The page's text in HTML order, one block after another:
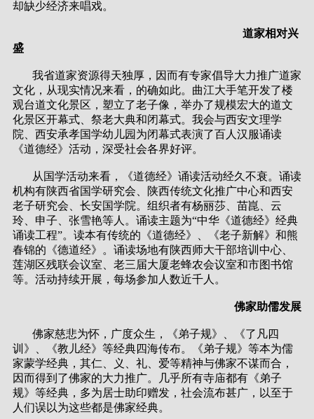
却缺少经济来唱戏。
道家相对兴
盛
我省道家资源得天独厚，因而有专家倡导大力推广道家
文化，从现实情况来看，的确如此。曲江大手笔开发了楼
观台道文化景区，塑立了老子像，举办了规模宏大的道文
化景区开幕式、祭老大典和闭幕式。我会与西安文理学
院、西安承孝国学幼儿园为闭幕式表演了百人汉服诵读
《道德经》活动，深受社会各界好评。
从国学活动来看，《道德经》诵读活动经久不衰。诵读
机构有陕西省国学研究会、陕西传统文化推广中心和西安
老子研究会、长安国学院。组织者有杨丽莎、苗崑、云
玲、申子、张雪艳等人。诵读主题为“中华《道德经》经典
诵读工程”。读本有传统的《道德经》、《老子新解》和熊
春锦的《德道经》。诵读场地有陕西师大干部培训中心、
莲湖区残联会议室、老三届大厦老蜂农会议室和市图书馆
等。活动持续开展，每场参加人数近千人。
佛家助儒发展
佛家慈悲为怀，广度众生，《弟子规》、《了凡四
训》、《教儿经》等经典四海传布。《弟子规》等本为儒
家蒙学经典，其仁、义、礼、爱等精神与佛家不谋而合，
因而得到了佛家的大力推广。几乎所有寺庙都有《弟子
规》等经典，多为居士助印赠发，社会流布甚广，以至于
人们误以为这些都是佛家经典。